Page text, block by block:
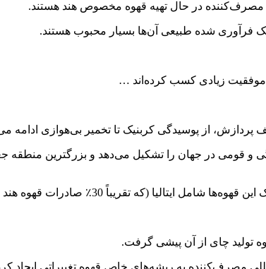
مصرف‌کننده در حال تهیه قهوه مخصوص هند هستند.
موفقیت زیادی کسب کرده‌اند …
از پوسیدگی کربنیک تا تخمیر بی‌هوازی ادامه
شهرهای فرهنگی و قومی در جهان را تشکیل می‌دهد و
تولید چای از آن پیشی گرفت.
مصرف‌کننده به ریشه‌های خاص قهوه تغییراتی ایجاد